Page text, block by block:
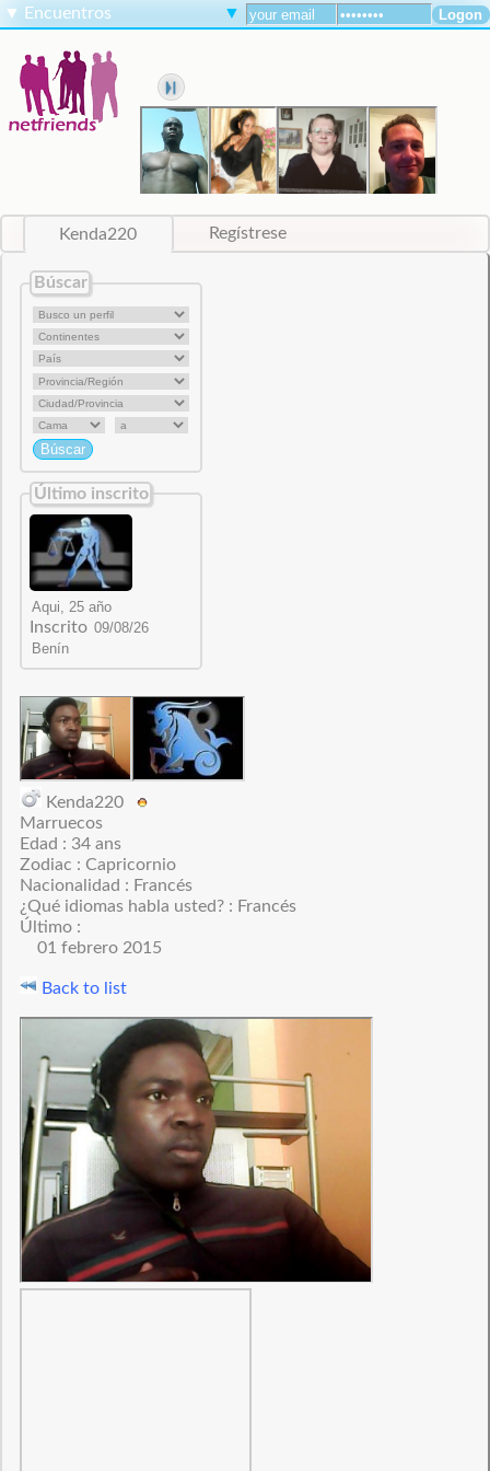
▼ Encuentros ▼
Kenda220 Regístrese
Búscar
Último inscrito
Inscrito
Kenda220
Marruecos
Edad : 34 ans
Zodiac : Capricornio
Nacionalidad : Francés
¿Qué idiomas habla usted? : Francés
Último :
01 febrero 2015
Back to list